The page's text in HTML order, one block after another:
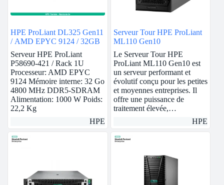
HPE ProLiant DL325 Gen11
/ AMD EPYC 9124 / 32GB
Serveur HPE ProLiant
P58690-421 / Rack 1U
Processeur: AMD EPYC
9124 Mémoire interne: 32 Go
4800 MHz DDR5-SDRAM
Alimentation: 1000 W Poids:
22,2 Kg
HPE
Serveur Tour HPE ProLiant
ML110 Gen10
Le Serveur Tour HPE
ProLiant ML110 Gen10 est
un serveur performant et
évolutif conçu pour les petites
et moyennes entreprises. Il
offre une puissance de
traitement élevée,…
HPE